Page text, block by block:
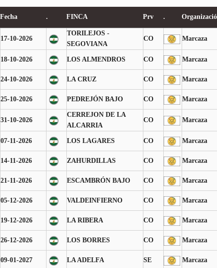
Fecha . FINCA Prv .
17-10-2026
TORILEJOS -
SEGOVIANA
CO Marcaza
18-10-2026 LOS ALMENDROS CO Marcaza
24-10-2026 LA CRUZ CO Marcaza
25-10-2026 PEDREJÓN BAJO CO Marcaza
31-10-2026
CERREJON DE LA
ALCARRIA
CO Marcaza
07-11-2026 LOS LAGARES CO Marcaza
14-11-2026 ZAHURDILLAS CO Marcaza
21-11-2026 ESCAMBRÓN BAJO CO Marcaza
05-12-2026 VALDEINFIERNO CO Marcaza
19-12-2026 LA RIBERA CO Marcaza
26-12-2026 LOS BORRES CO Marcaza
09-01-2027 LA ADELFA SE Marcaza